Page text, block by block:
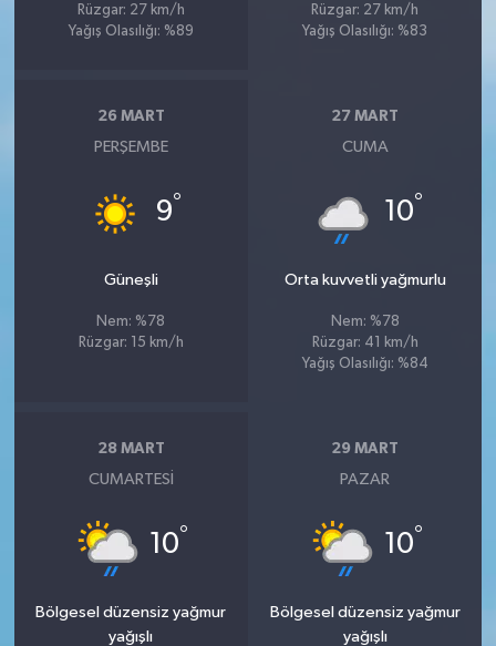
Rüzgar: 27 km/h
Yağış Olasılığı: %89
Rüzgar: 27 km/h
Yağış Olasılığı: %83
26 MART
PERŞEMBE
9°
Güneşli
Nem: %78
Rüzgar: 15 km/h
27 MART
CUMA
10°
Orta kuvvetli yağmurlu
Nem: %78
Rüzgar: 41 km/h
Yağış Olasılığı: %84
28 MART
CUMARTESI
10°
Bölgesel düzensiz yağmur
yağışlı
29 MART
PAZAR
10°
Bölgesel düzensiz yağmur
yağışlı